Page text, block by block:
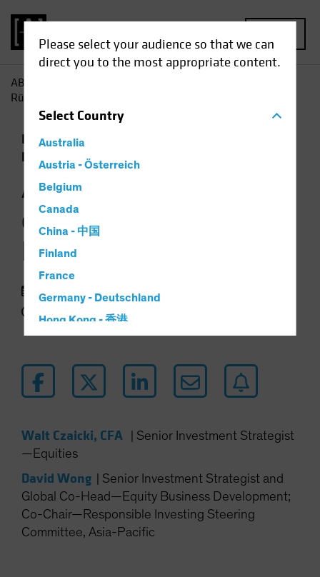
Please select your audience so that we can
direct you to the most appropriate content.
SelectCountry
Australia
Austria - Österreich
Belgium
Canada
China - 中国
Finland
France
Germany - Deutschland
Hong Kong - 香港
Iceland
Italy - Italia
Latin America
Luxembourg and Other EMEA
Netherlands
New Zealand
Norway
Other Asia-Pacific
AB
Rückkehr der Inflation umgehen
Inflation Steigende Zinsen
Diagramm
Aktien können mit
einer Rückkehr der
Inflation umgehen
06. April 2021
2 min read
Walt Czaicki, CFA
Senior Investment Strategist
—Equities
David Wong
Senior Investment Strategist and
Global Co-Head—Equity Business Development;
Co-Chair—Responsible Investing Steering
Committee, Asia-Pacific